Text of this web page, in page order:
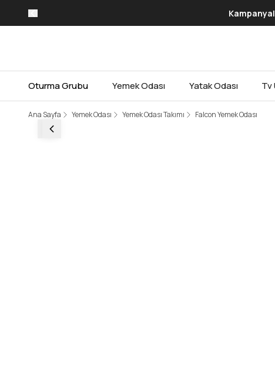
Oturma Grubu Yemek Odası Yatak Odası Tv
Ana Sayfa Yemek Odası Yemek Odası Takımı Falcon Yemek Odası